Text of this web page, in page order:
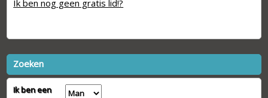
Ik ben nog geen gratis lid!?
Zoeken
Ik ben een